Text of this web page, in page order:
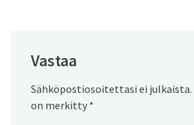
Vastaa
Sähköpostiosoitettasi ei julkaista.
on merkitty *